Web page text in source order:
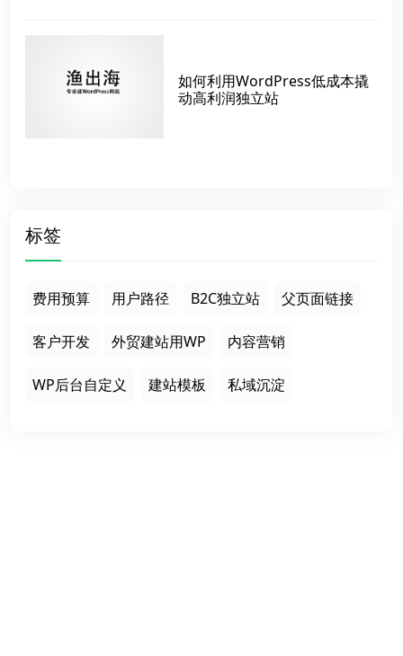
如何利用WordPress低成本撬
动高利润独立站
标签
费用预算 用户路径 B2C独立站 父页面链接
客户开发 外贸建站用WP 内容营销
WP后台自定义 建站模板 私域沉淀